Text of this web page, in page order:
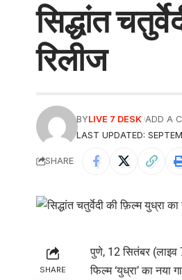
सिद्धांत
रिलीज
LAST UPDATED:
BYLIVE 7 DESK ADD A
SHARE
SHARE
पुणे, 12 सितंबर (लाइव
फिल्म ‘युध्रा’ का नया